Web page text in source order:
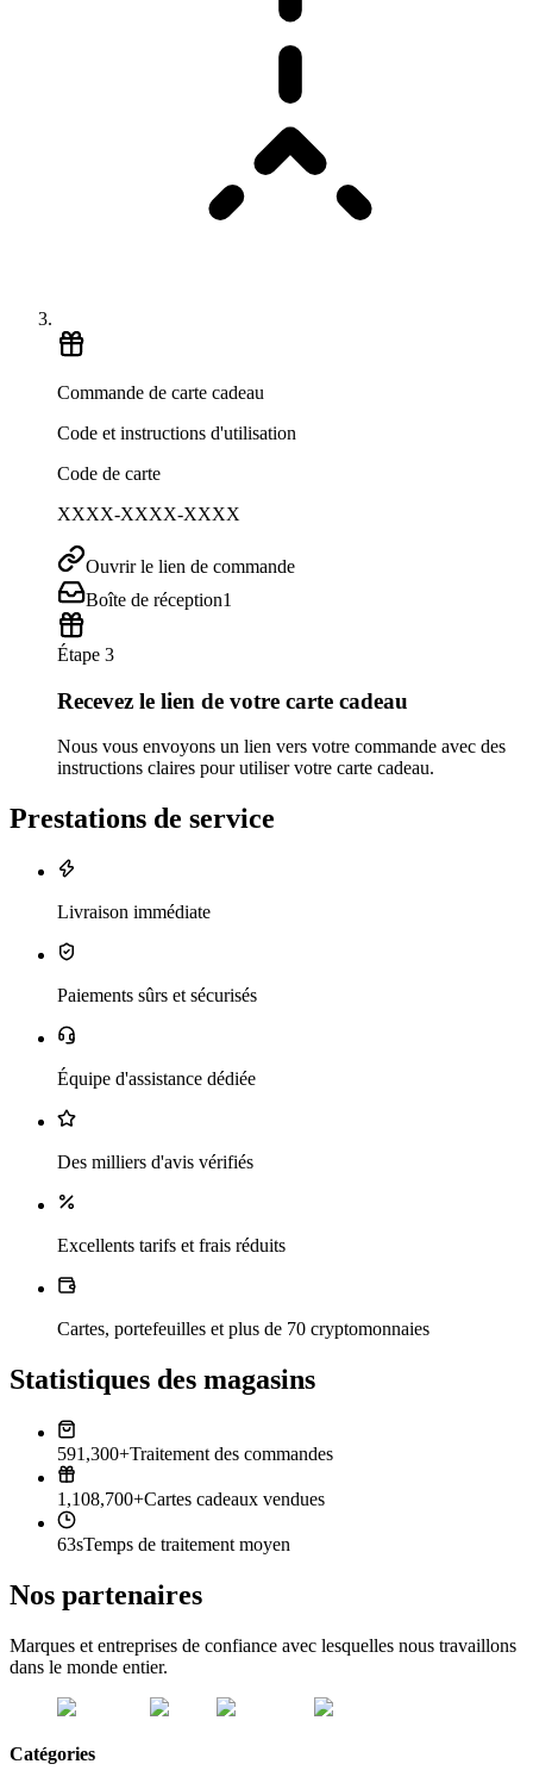
Commande de carte cadeau
Code et instructions d'utilisation
Code de carte
XXXX-XXXX-XXXX
Ouvrir le lien de commande
Boîte de réception1
Étape 3
Recevez le lien de votre carte cadeau
Nous vous envoyons un lien vers votre commande avec des
instructions claires pour utiliser votre carte cadeau.
Prestations de service
Livraison immédiate
Paiements sûrs et sécurisés
Équipe d'assistance dédiée
Des milliers d'avis vérifiés
Excellents tarifs et frais réduits
Cartes, portefeuilles et plus de 70 cryptomonnaies
Statistiques des magasins
591,300+Traitement des commandes
1,108,700+Cartes cadeaux vendues
63sTemps de traitement moyen
Nos partenaires
Marques et entreprises de confiance avec lesquelles nous travaillons
dans le monde entier.
Catégories